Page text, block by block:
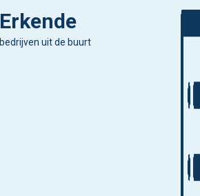
Erkende
bedrijven uit de buurt